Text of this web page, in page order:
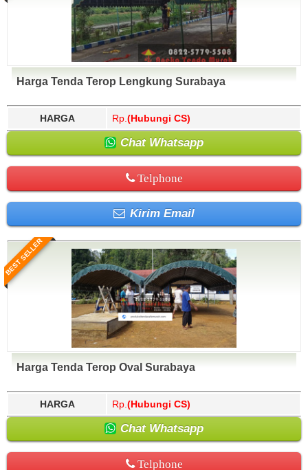
Harga Tenda Terop Lengkung Surabaya
HARGA Rp. (Hubungi CS)
Chat Whatsapp
Telphone
Kirim Email
BEST SELLER
Harga Tenda Terop Oval Surabaya
HARGA Rp. (Hubungi CS)
Chat Whatsapp
Telphone